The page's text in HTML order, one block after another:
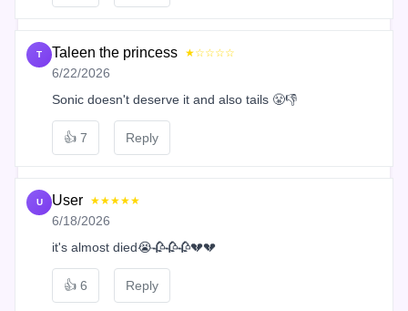
T Taleen the princess ★☆☆☆☆
6/22/2026
Sonic doesn't deserve it and also tails 😤👎
👍 7 Reply
U User ★★★★★
6/18/2026
it's almost died😭🥀🥀🥀💔💔
👍 6 Reply